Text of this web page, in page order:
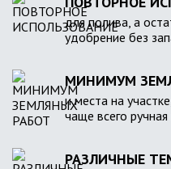
для полива, а
удобрение без
МИНИМУМ
и места на
чаще всего ручная
РАЗЛИЧНЫЕ